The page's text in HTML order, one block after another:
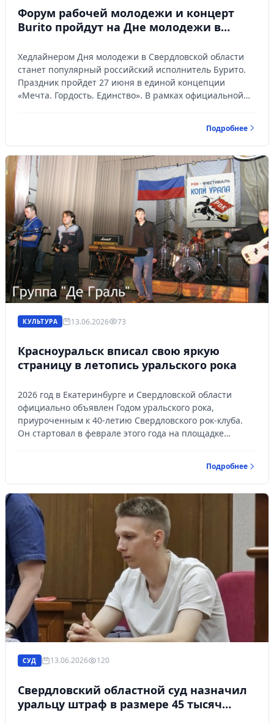
Форум рабочей молодежи и концерт
Burito пройдут на Дне молодежи в
Хедлайнером Дня молодежи в Свердловской области
станет популярный российский исполнитель Бурито.
Праздник пройдет 27 июня в единой концепции
«Мечта. Гордость. Единство». В рамках официальной
Урала станет ЦПКиО имени В. В. Маяковского.Подробнее
КУЛЬТУРА 13.06.2026 73
Красноуральск вписал свою яркую
страницу в летопись уральского рока
2026 год в Екатеринбурге и Свердловской области
официально объявлен Годом уральского рока,
приуроченным к 40-летию Свердловского рок-клуба.
Он стартовал в феврале этого года на площадке
Подробнее
СУД 13.06.2026 120
Свердловский областной суд назначил
уральцу штраф в размере 45 тысяч